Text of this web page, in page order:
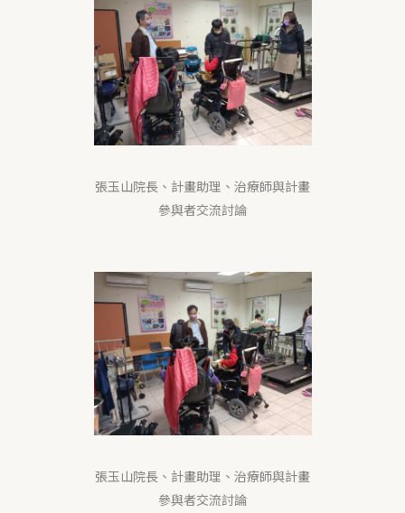
張玉山院長、計畫助理、治療師與計畫
參與者交流討論
張玉山院長、計畫助理、治療師與計畫
參與者交流討論